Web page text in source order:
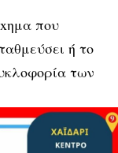
πoυ
ή το
των